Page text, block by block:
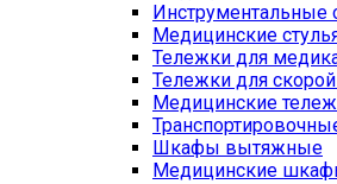
Инструментальные
Медицинские
Тележки для
Тележки для
Медицинские
Шкафы вытяжные
Медицинские